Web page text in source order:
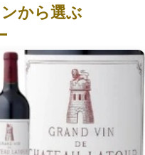
から選ぶ